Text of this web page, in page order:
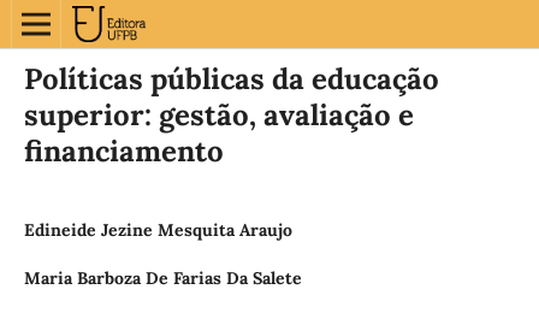
Políticas públicas da educação
superior: gestão, avaliação e
financiamento
Edineide Jezine Mesquita Araujo
Maria Barboza De Farias Da Salete